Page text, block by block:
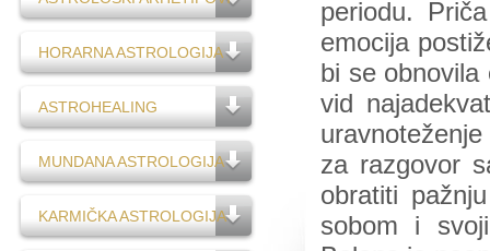
HORARNA ASTROLOGIJA
ASTROHEALING
MUNDANA ASTROLOGIJA
KARMIČKA ASTROLOGIJA
periodu.
emocija
bi se
vid
za razgovor
obratiti
sobom i